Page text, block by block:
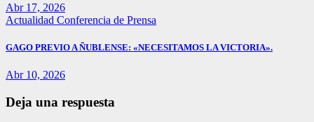
Abr 17, 2026
Actualidad Conferencia de Prensa
GAGO PREVIO A ÑUBLENSE: «NECESITAMOS LA VICTORIA».
Abr 10, 2026
Deja una respuesta